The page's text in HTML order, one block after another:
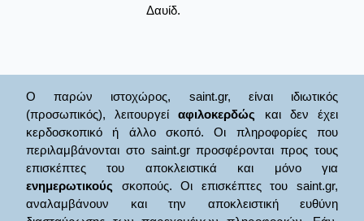
Δαυίδ.
Ο παρών ιστοχώρος, saint.gr, είναι ιδιωτικός
(προσωπικός), λειτουργείαφιλοκερδώς και δεν έχει
κερδοσκοπικό ή άλλο σκοπό. Οι πληροφορίες που
περιλαμβάνονται στο saint.gr προσφέρονται προς τους
επισκέπτες του αποκλειστικά και μόνο για
ενημερωτικούς σκοπούς. Οι επισκέπτες του saint.gr,
αναλαμβάνουν και την αποκλειστική ευθύνη